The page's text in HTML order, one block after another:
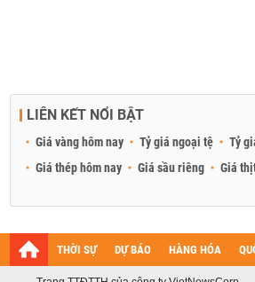
LIÊN KẾT NỔI BẬT
Giá vàng hôm nay Tỷ giá ngoại tệ
Tỷ
Giá thép hôm nay
Giá sầu riêng Giá
THỜI SỰ DỰ BÁO HÀNG HÓA